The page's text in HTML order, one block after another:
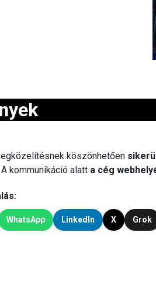
köszönhetően
A kommunikáció alatt a cég
WhatsApp LinkedIn X Grok